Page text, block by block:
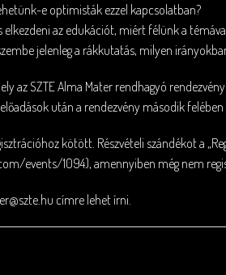
e optimisták ezzel kapcsolatban?
az edukációt, miért félünk a
jelenleg a rákkutatás, milyen
az SZTE Alma Mater rendhagyó
után a rendezvény második
kötött. Részvételi szándékot a
events/1094), amennyiben még nem
címre lehet írni.